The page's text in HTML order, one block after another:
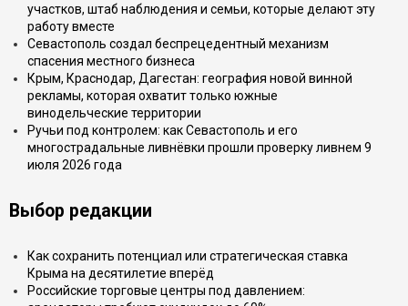
участков, штаб наблюдения и семьи, которые делают эту
работу вместе
Севастополь создал беспрецедентный механизм
спасения местного бизнеса
Крым, Краснодар, Дагестан: география новой винной
рекламы, которая охватит только южные
винодельческие территории
Ручьи под контролем: как Севастополь и его
многострадальные ливнёвки прошли проверку ливнем 9
июля 2026 года
Выбор редакции
Как сохранить потенциал или стратегическая ставка
Крыма на десятилетие вперёд
Российские торговые центры под давлением: